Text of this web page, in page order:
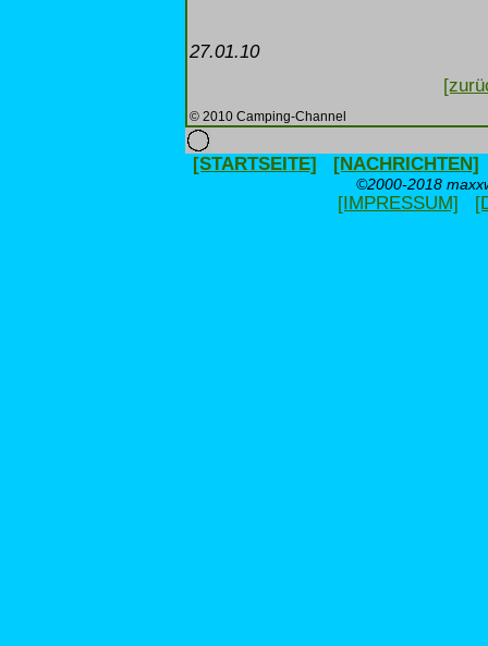
27.01.10
© 2010 Camping-Channel
[STARTSEITE] [NACHRICHTEN]
©2000-2018
[IMPRESSUM]